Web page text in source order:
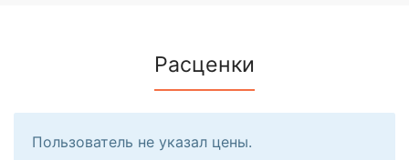
Расценки
Пользователь не указал цены.